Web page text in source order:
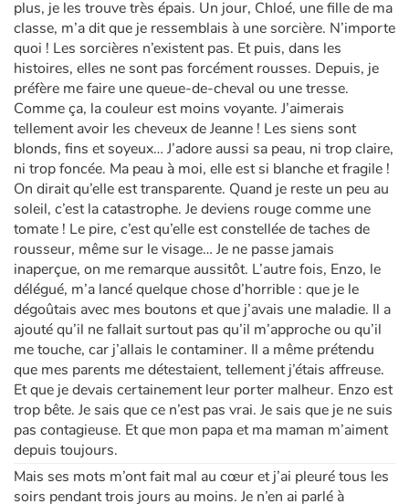
plus, je les trouve très épais. Un jour, Chloé, une fille de ma
classe, m’a dit que je ressemblais à une sorcière. N’importe
quoi ! Les sorcières n’existent pas. Et puis, dans les
histoires, elles ne sont pas forcément rousses. Depuis, je
préfère me faire une queue-de-cheval ou une tresse.
Comme ça, la couleur est moins voyante. J’aimerais
tellement avoir les cheveux de Jeanne ! Les siens sont
blonds, fins et soyeux… J’adore aussi sa peau, ni trop claire,
ni trop foncée. Ma peau à moi, elle est si blanche et fragile !
On dirait qu’elle est transparente. Quand je reste un peu au
soleil, c’est la catastrophe. Je deviens rouge comme une
tomate ! Le pire, c’est qu’elle est constellée de taches de
rousseur, même sur le visage… Je ne passe jamais
inaperçue, on me remarque aussitôt. L’autre fois, Enzo, le
délégué, m’a lancé quelque chose d’horrible : que je le
dégoûtais avec mes boutons et que j’avais une maladie. Il a
ajouté qu’il ne fallait surtout pas qu’il m’approche ou qu’il
me touche, car j’allais le contaminer. Il a même prétendu
que mes parents me détestaient, tellement j’étais affreuse.
Et que je devais certainement leur porter malheur. Enzo est
trop bête. Je sais que ce n’est pas vrai. Je sais que je ne suis
pas contagieuse. Et que mon papa et ma maman m’aiment
depuis toujours.
Mais ses mots m’ont fait mal au cœur et j’ai pleuré tous les
soirs pendant trois jours au moins. Je n’en ai parlé à